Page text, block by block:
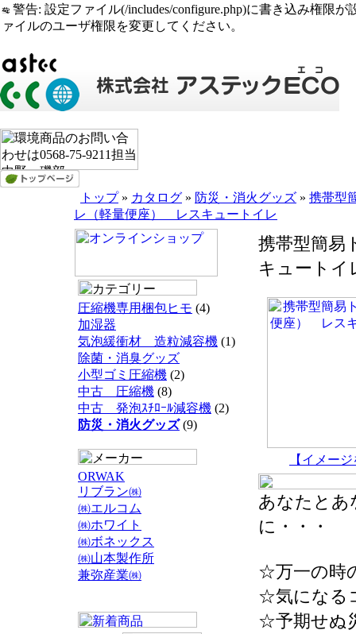
警告: 設定ファイル(/includes/configure.php)に書き込み権限が
ァイルのユーザ権限を変更してください。
トップ» カタログ » 防災・消火グッズ » 携帯型
レ（軽量便座） レスキュートイレ
圧縮機専用梱包ヒモ (4)
加湿器
気泡緩衝材 造粒減容機 (1)
除菌・消臭グッズ
小型ゴミ圧縮機 (2)
中古 圧縮機 (8)
中古 発泡ｽﾁﾛｰﾙ減容機 (2)
防災・消火グッズ(9)
ORWAK
リブラン㈱
㈱エルコム
㈱ホワイト
㈱ボネックス
㈱山本製作所
兼弥産業㈱
携帯型簡
キュートイ
【イメー
あなたとあ
に・・・
☆万一の時
☆気になる
☆予期せぬ